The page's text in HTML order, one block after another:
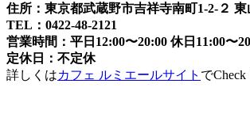
住所：東京都武蔵野市吉祥寺南町1-2-２
TEL：0422-48-2121
営業時間：平日12:00〜20:00 休日11:00〜
定休日：不定休
詳しくはカフェ ルミエールサイト でCheck